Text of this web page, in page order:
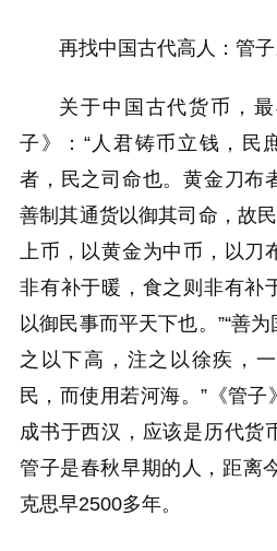
再找中国古代高人：管子
关于中国古代货币，
子》：“人君铸币立钱，民
者，民之司命也。黄金刀布
善制其通货以御其司命，故
上币，以黄金为中币，以刀
非有补于暖，食之则非有补
以御民事而平天下也。”“善
之以下高，注之以徐疾，
民，而使用若河海。”《管子
成书于西汉，应该是历代货
管子是春秋早期的人，距离
克思早2500多年。